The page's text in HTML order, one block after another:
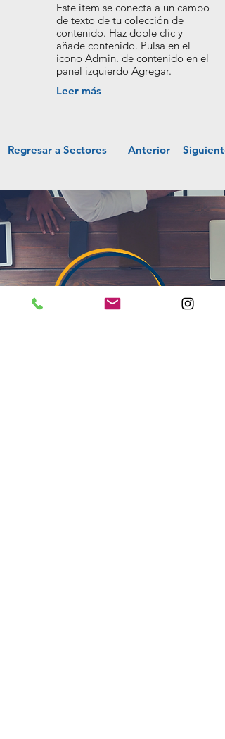
Este ítem se conecta a un campo
de texto de tu colección de
contenido. Haz doble clic y
añade contenido. Pulsa en el
icono Admin. de contenido en el
panel izquierdo Agregar.
Leer más
Regresar a Sectores Anterior Siguiente